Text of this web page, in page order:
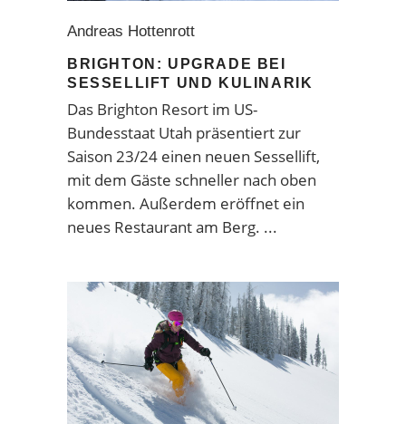
Andreas Hottenrott
BRIGHTON: UPGRADE BEI
SESSELLIFT UND KULINARIK
Das Brighton Resort im US-
Bundesstaat Utah präsentiert zur
Saison 23/24 einen neuen Sessellift,
mit dem Gäste schneller nach oben
kommen. Außerdem eröffnet ein
neues Restaurant am Berg.